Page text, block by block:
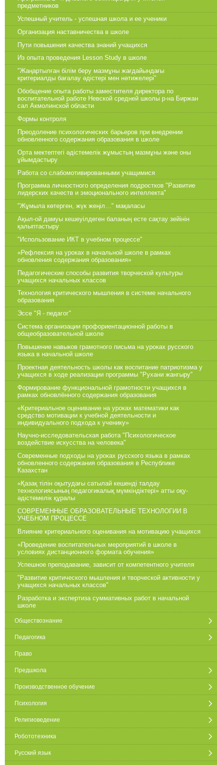
предметников
Успешный учитель - успешная школа и ее ученики
Организация наставничества в школе
Пути повышения качества знаний учащихся
Из опыта проведения Lesson Study в школе
"Жаңартылған білім беру мазмұны жағдайындағы
критериалды бағалау әдістері мен нәтижелері"
Обобщение опыта работы заместителя директора по
воспитательной работе Невской средней школы р-на Биржан
сал Акмолинской области
Формы контроля
Преодоление психологических барьеров при внедрении
обновленного содержания образования в школе
Орта мектептегі әдістемелік жұмыстың мазмұны және оны
ұйымдастыру
Работа со слабомотивированными учащимися
Программа личностного определения подростков "Развитие
лидерских качеств и эмоционального интеллекта"
"Жұмыла көтерген, жүк жеңіл…" мақаласы
Ақыл-ой дамуы кешеуілдеген баланың есте сақтау зейінін
қалыптастыру
"Использование ИКТ в учебном процессе"
«Рефлексия на уроках в начальной школе в рамках
обновления содержания образования»
Педагогические способы развития творческой культуры
учащихся начальных классов
Технология критического мышления в системе начального
образования
Эссе "Я - педагог"
Система организации профориентационной работы в
общеобразовательной школе
Повышение навыков грамотного письма на уроках русского
языка в начальной школе
Проектная деятельность школы как воспитание патриотизма у
учащихся в ходе реализации программы "Рухани жангыру"
Формирование функциональной грамотности учащихся в
рамках обновлённого содержания образования
«Критериальное оценивание на уроках математики как
средство мотивации к учебной деятельности и
индивидуального подхода к ученику»
Научно-исследовательская работа "Психологическое
воздействие искусства на человека"
Современные подходы на уроках русского языка в рамках
обновленного содержания образования в Республике
Казахстан
«Қазақ тілін оқытудағы сатылай кешенді талдау
технологиясының педагогикалық мүмкіндіктері» атты оқу-
әдістемелік құралы
СОВРЕМЕННЫЕ ОБРАЗОВАТЕЛЬНЫЕ ТЕХНОЛОГИИ В
УЧЕБНОМ ПРОЦЕССЕ
Влияние критериального оценивания на мотивацию учащихся
«Проведение воспитательных мероприятий в школе в
условиях дистанционного формата обучения»
Успешное преподавание, зависит от компетентного учителя
"Развитие критического мышления и творческой активности у
учащихся начальных классов"
Разработка и экспертиза суммативных работ в начальной
школе
Обществознание
Педагогика
Право
Предшкола
Производственное обучение
Психология
Религиоведение
Робототехника
Русский язык